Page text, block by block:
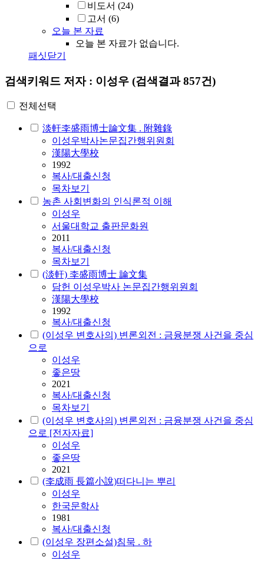
비도서 (24)
고서 (6)
오늘 본 자료
오늘 본 자료가 없습니다.
패싯닫기
검색키워드 저자 : 이성우 (검색결과 857건)
전체선택
淡軒李盛雨博士論文集 . 附雜錄
이성우박사논문집간행위원회
漢陽大學校
1992
복사/대출신청
목차보기
농촌 사회변화의 인식론적 이해
이성우
서울대학교 출판문화원
2011
복사/대출신청
목차보기
(淡軒) 李盛雨博士 論文集
담헌 이성우박사 논문집간행위원회
漢陽大學校
1992
복사/대출신청
(이성우 변호사의) 변론외전 : 금융분쟁 사건을 중심
으로
이성우
좋은땅
2021
복사/대출신청
목차보기
(이성우 변호사의) 변론외전 : 금융분쟁 사건을 중심
으로 [전자자료]
이성우
좋은땅
2021
(李成雨 長篇小說)떠다니는 뿌리
이성우
한국문학사
1981
복사/대출신청
(이성우 장편소설)침묵 . 하
이성우